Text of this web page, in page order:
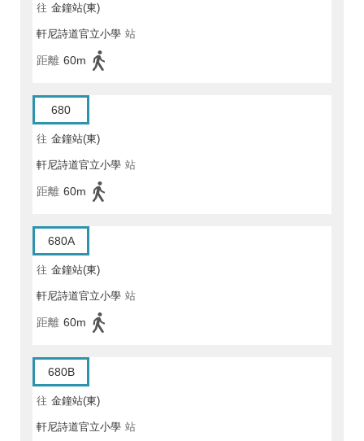
往 金鐘站(東)
軒尼詩道官立小學 站
距離 60m
680
往 金鐘站(東)
軒尼詩道官立小學 站
距離 60m
680A
往 金鐘站(東)
軒尼詩道官立小學 站
距離 60m
680B
往 金鐘站(東)
軒尼詩道官立小學 站